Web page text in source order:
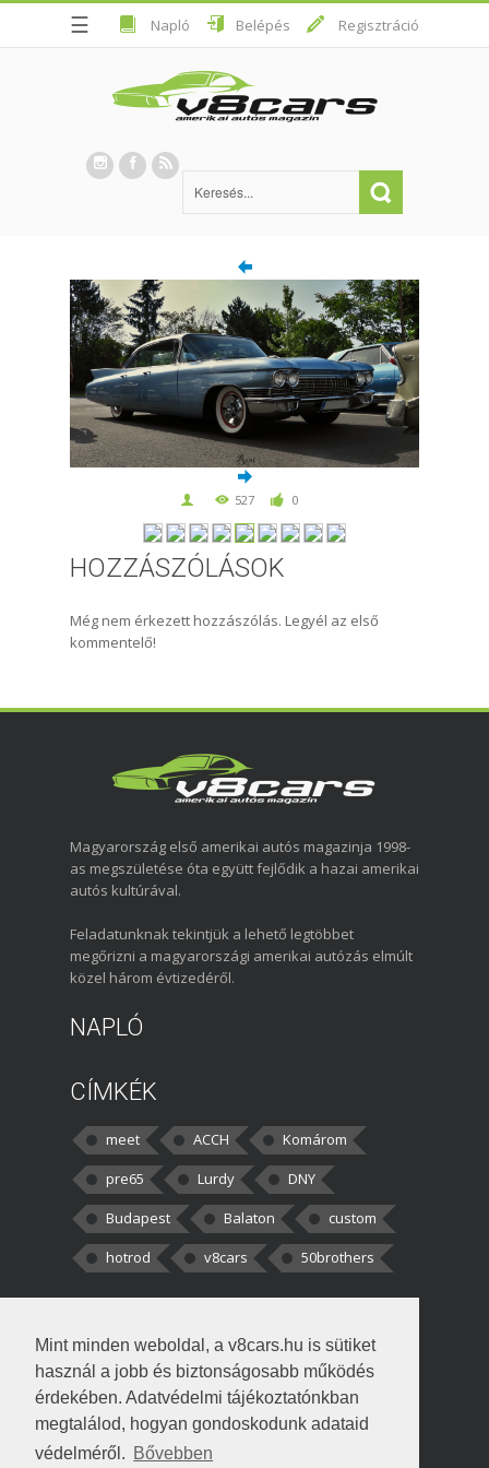
Mint minden weboldal, a v8cars.hu is sütiket
használ a jobb és biztonságosabb működés
érdekében. Adatvédelmi tájékoztatónkban
megtalálod, hogyan gondoskodunk adataid
védelméről. Bővebben
☰ Napló Belépés Regisztráció
527 0
HOZZÁSZÓLÁSOK
Még nem érkezett hozzászólás. Legyél az első
kommentelő!
Magyarország első amerikai autós magazinja 1998-
as megszületése óta együtt fejlődik a hazai amerikai
autós kultúrával.
Feladatunknak tekintjük a lehető legtöbbet
megőrizni a magyarországi amerikai autózás elmúlt
közel három évtizedéről.
NAPLÓ
CÍMKÉK
meet ACCH
Komárom
pre65
Lurdy
DNY
Budapest
Balaton
custom
hotrod
v8cars 50brothers
kortisz:Elszúrtam! Én csak két
darabbaal számoltam. Nem tudtam, hogy fél autót,
Béke: